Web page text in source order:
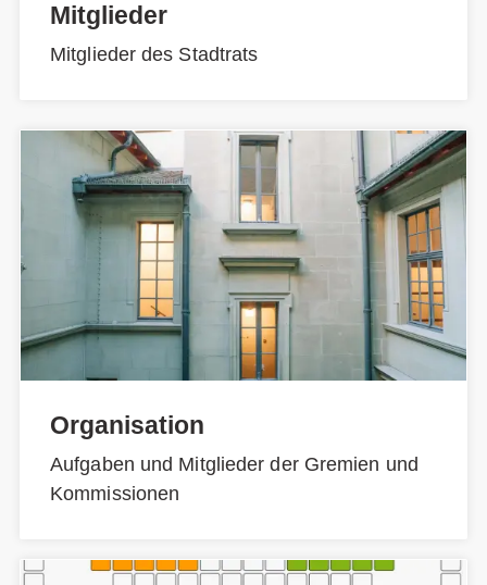
Mitglieder
Mitglieder des Stadtrats
Organisation
Aufgaben und Mitglieder der Gremien und
Kommissionen